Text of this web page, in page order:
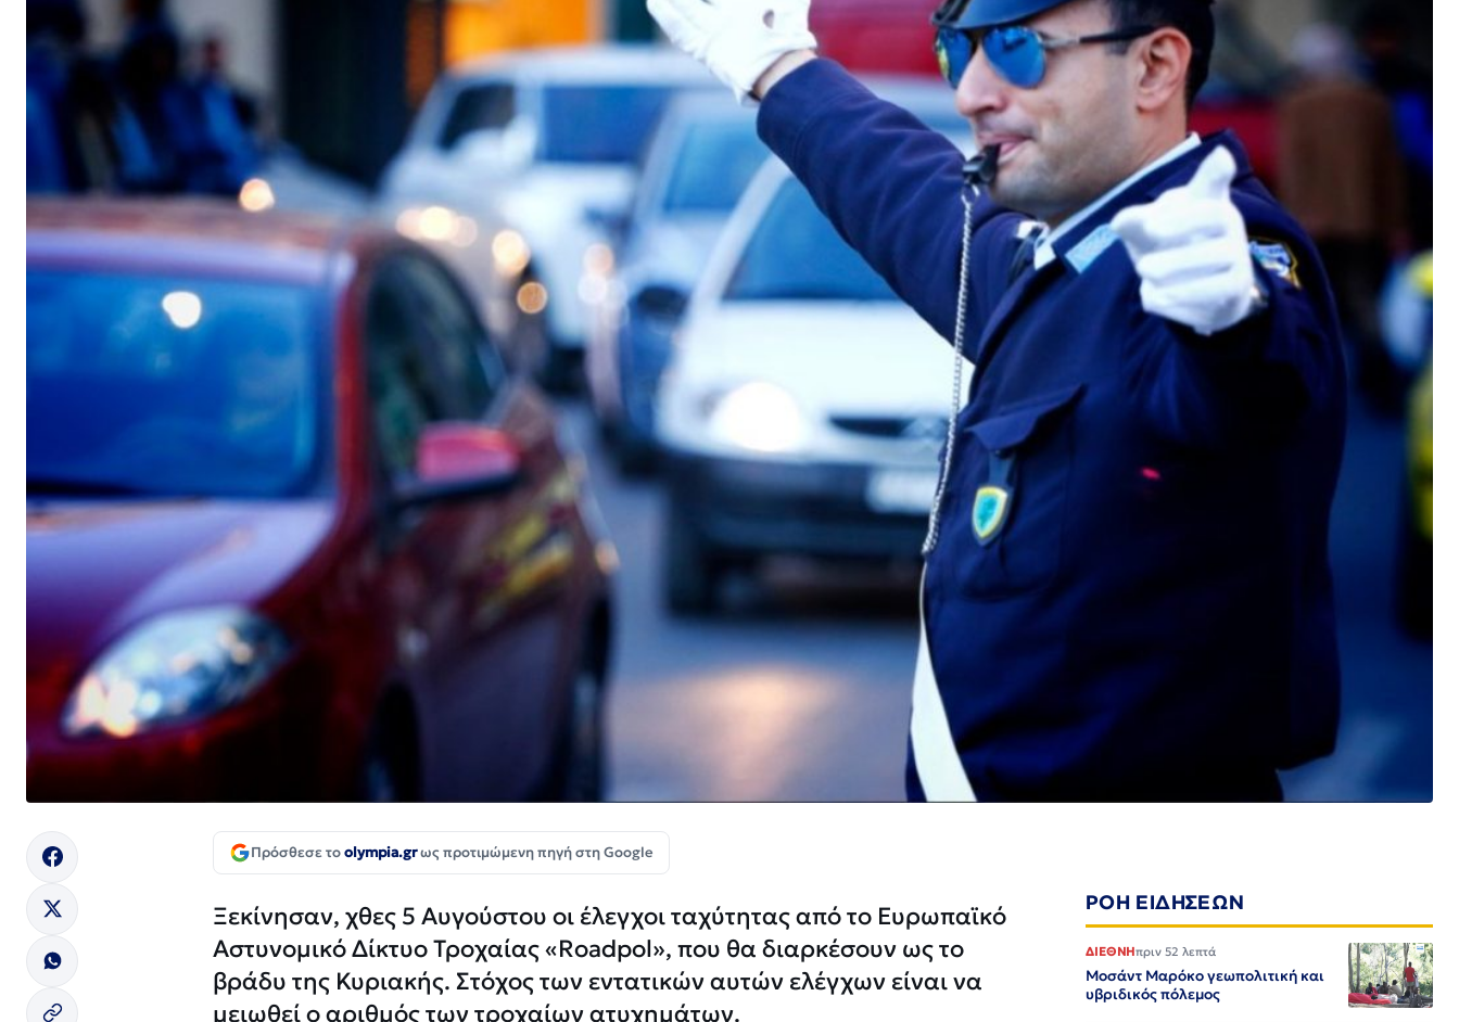
Πρόσθεσε τοolympia.grως προτιμώμενη πηγή στη Google
Ξεκίνησαν, χθες 5 Αυγούστου οι έλεγχοι ταχύτητας από το Ευρωπαϊκό
Αστυνομικό Δίκτυο Τροχαίας «Roadpol», που θα διαρκέσουν ως το
βράδυ της Κυριακής. Στόχος των εντατικών αυτών ελέγχων είναι να
μειωθεί ο αριθμός των τροχαίων ατυχημάτων.
ΡΟΗ ΕΙΔΗΣΕΩΝ
ΔΙΕΘΝΗπριν 52 λεπτά
Μοσάντ Μαρόκο γεωπολιτική και
υβριδικός πόλεμος